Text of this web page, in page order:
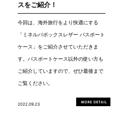
スをご紹介！
今回は、海外旅行をより快適にする
「ミネルバボックスレザー パスポート
ケース」をご紹介させていただきま
す。パスポートケース以外の使い方も
ご紹介していますので、ぜひ最後まで
ご覧ください。
2022.09.23